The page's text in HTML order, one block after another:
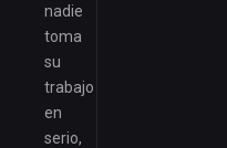
nadie
toma
su
trabajo
en
serio,